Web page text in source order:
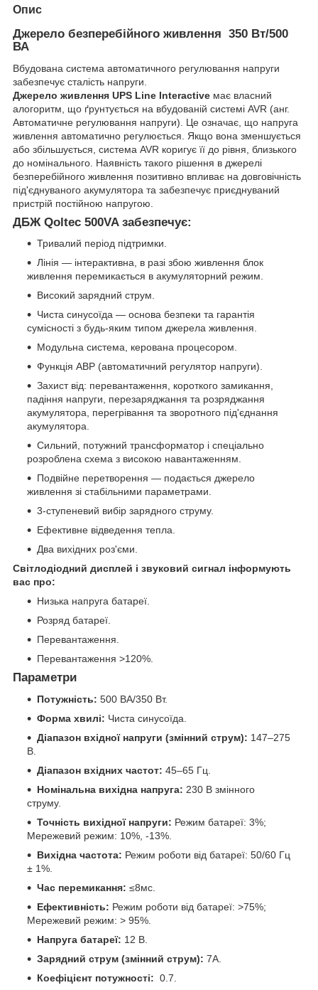
Опис
Джерело безперебійного живлення 350 Вт/500
ВА
Вбудована система автоматичного регулювання напруги
забезпечує сталість напруги.
Джерело живлення UPS Line Interactive має власний
алогоритм, що ґрунтується на вбудованій системі AVR (анг.
Автоматичне регулювання напруги). Це означає, що напруга
живлення автоматично регулюється. Якщо вона зменшується
або збільшується, система AVR коригує її до рівня, близького
до номінального. Наявність такого рішення в джерелі
безперебійного живлення позитивно впливає на довговічність
під'єднуваного акумулятора та забезпечує приєднуваний
пристрій постійною напругою.
ДБЖ Qoltec 500VA забезпечує:
Тривалий період підтримки.
Лінія — інтерактивна, в разі збою живлення блок
живлення перемикається в акумуляторний режим.
Високий зарядний струм.
Чиста синусоїда — основа безпеки та гарантія
сумісності з будь-яким типом джерела живлення.
Модульна система, керована процесором.
Функція АВР (автоматичний регулятор напруги).
Захист від: перевантаження, короткого замикання,
падіння напруги, перезаряджання та розряджання
акумулятора, перегрівання та зворотного під'єднання
акумулятора.
Сильний, потужний трансформатор і спеціально
розроблена схема з високою навантаженням.
Подвійне перетворення — подається джерело
живлення зі стабільними параметрами.
3-ступеневий вибір зарядного струму.
Ефективне відведення тепла.
Два вихідних роз'єми.
Світлодіодний дисплей і звуковий сигнал інформують
вас про:
Низька напруга батареї.
Розряд батареї.
Перевантаження.
Перевантаження >120%.
Параметри
Потужність: 500 ВА/350 Вт.
Форма хвилі: Чиста синусоїда.
Діапазон вхідної напруги (змінний струм): 147–275
В.
Діапазон вхідних частот: 45–65 Гц.
Номінальна вихідна напруга: 230 В змінного
струму.
Точність вихідної напруги: Режим батареї: 3%;
Мережевий режим: 10%, -13%.
Вихідна частота: Режим роботи від батареї: 50/60 Гц
± 1%.
Час перемикання: ≤8мс.
Ефективність: Режим роботи від батареї: >75%;
Мережевий режим: > 95%.
Напруга батареї: 12 В.
Зарядний струм (змінний струм): 7А.
Коефіцієнт потужності: 0.7.